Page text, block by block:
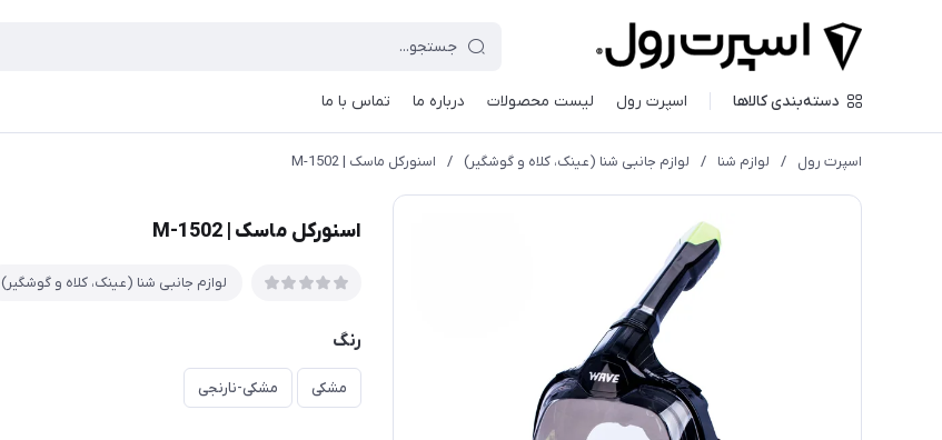
دسته‌بندی کالاها اسپرت رول لیست محصولات درباره ما تماس با ما
اسپرت رول / لوازم شنا / لوازم جانبی شنا (عینک، کلاه و گوشگیر) / اسنورکل ماسک | M-1502
اسنورکل ماسک | M-1502
لوازم جانبی شنا (عینک، کلاه و گوشگیر)
رنگ
مشکی مشکی-نارنجی